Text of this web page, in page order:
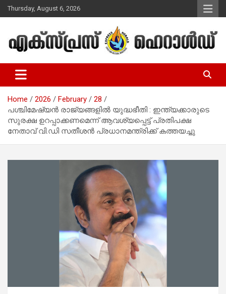
Skip
to
Thursday, August 6, 2026
Express Herald – Malayalam
Christian News
Home 2026 February
28
പശ്ചിമേഷ്യൻ രാജ്യങ്ങളിൽ യുദ്ധഭീതി : ഇന്ത്യക്കാരുടെ
സുരക്ഷ ഉറപ്പാക്കണമെന്ന് ആവശ്യപ്പെട്ട് പ്രതിപക്ഷ
നേതാവ് വി.ഡി സതീശൻ പ്രധാനമന്ത്രിക്ക് കത്തയച്ചു